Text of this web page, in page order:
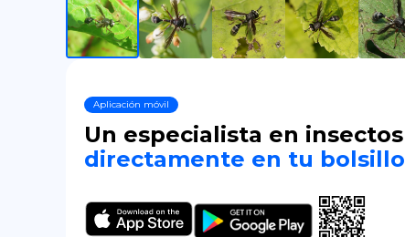
Aplicación móvil
Un especialista en insectos
directamente en tu bolsillo